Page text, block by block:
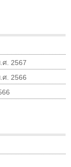
. 2567
. 2566